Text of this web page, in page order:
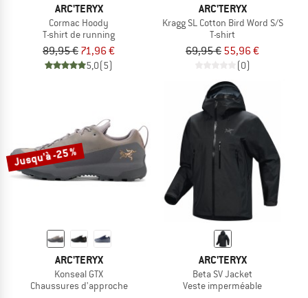
ARC'TERYX
Cormac Hoody
T-shirt de running
89,95 € 71,96 €
5,0(5)
ARC'TERYX
Kragg SL Cotton Bird Word S/S
T-shirt
69,95 € 55,96 €
(0)
Jusqu'à -25 %
ARC'TERYX
Konseal GTX
Chaussures d'approche
ARC'TERYX
Beta SV Jacket
Veste imperméable